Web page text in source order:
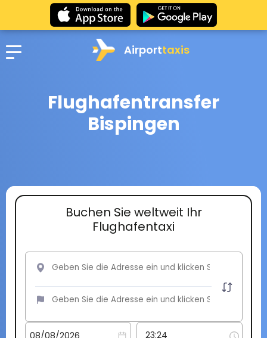
Airporttaxis
Flughafentransfer
Bispingen
Buchen Sie weltweit Ihr
Flughafentaxi